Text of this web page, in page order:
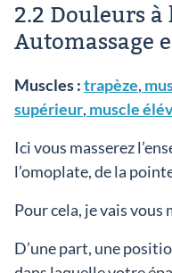
2.2 Douleurs à
Automassage
Muscles :trapèze,
supérieur, muscle
Ici vous masserez
l’omoplate, de la
Pour cela, je vais
D’une part, une